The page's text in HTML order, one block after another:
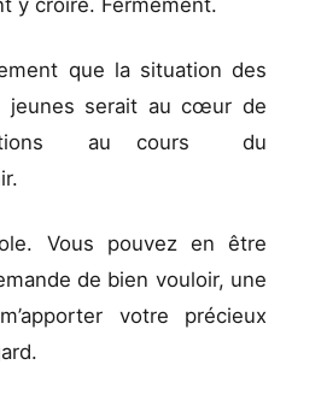
que la situation des
jeunes serait au cœur de
au cours du
Vous pouvez en être
de bien vouloir, une
votre précieux